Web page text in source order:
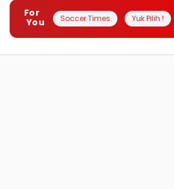
For
You
Soccer Times Yuk Pilih !